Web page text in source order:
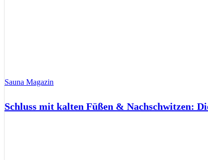
Sauna Magazin
Schluss mit kalten Füßen & Nachschwitzen: